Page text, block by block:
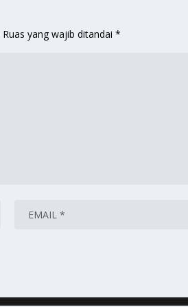
Ruas yang wajib ditandai*